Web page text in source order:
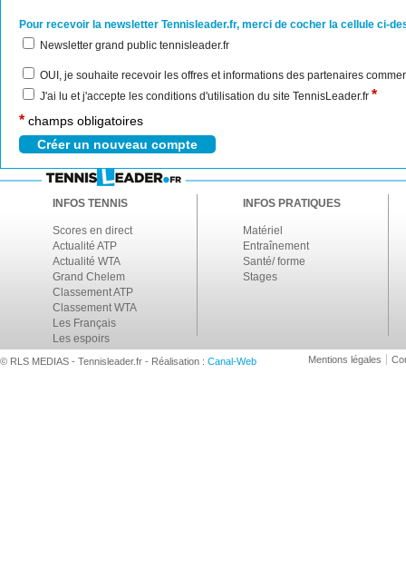
Pour recevoir la newsletter Tennisleader.fr, merci de cocher la cellule ci-
Newsletter grand public tennisleader.fr
OUI, je souhaite recevoir les offres et informations des partenaires
J'ai lu et j'accepte les conditions d'utilisation du site TennisLeader.fr *
* champs obligatoires
INFOS TENNIS
Scores en direct
Actualité ATP
Actualité WTA
Grand Chelem
Classement ATP
Classement WTA
Les Français
Les espoirs
INFOS PRATIQUES
Matériel
Entraînement
Santé/ forme
Stages
© RLS MEDIAS - Tennisleader.fr - Réalisation : Canal-Web Mentions légales